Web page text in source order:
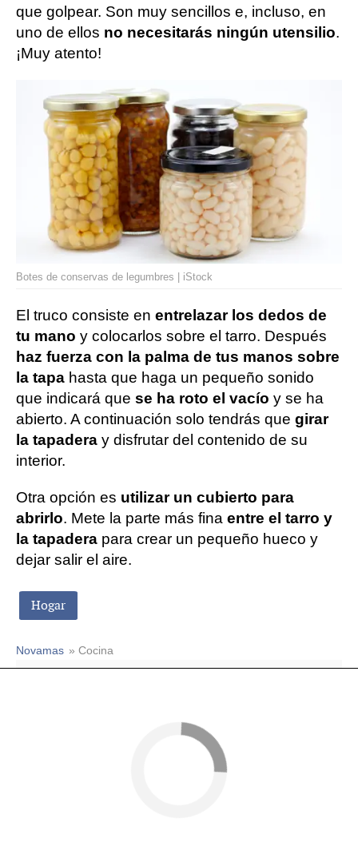
que golpear. Son muy sencillos e, incluso, en
uno de ellos no necesitarás ningún utensilio.
¡Muy atento!
Botes de conservas de legumbres | iStock
El truco consiste en entrelazar los dedos de
tu mano y colocarlos sobre el tarro. Después
haz fuerza con la palma de tus manos sobre
la tapa hasta que haga un pequeño sonido
que indicará que se ha roto el vacío y se ha
abierto. A continuación solo tendrás que girar
la tapadera y disfrutar del contenido de su
interior.
Otra opción es utilizar un cubierto para
abrirlo. Mete la parte más fina entre el tarro y
la tapadera para crear un pequeño hueco y
dejar salir el aire.
Hogar
Novamas » Cocina